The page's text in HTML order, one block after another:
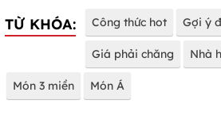
TỪ KHÓA: Công thức hot Gợi ý
Giá phải chăng Nhà
Món 3 miền Món Á